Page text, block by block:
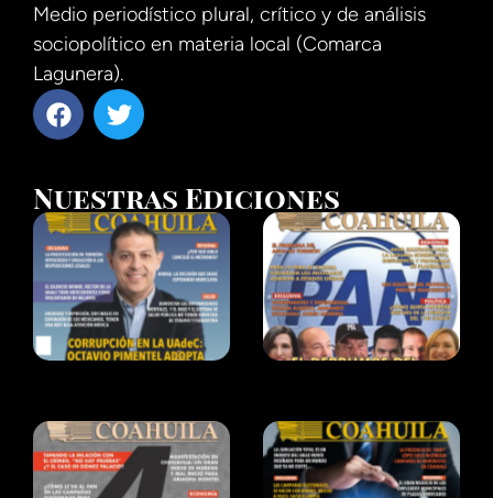
Medio periodístico plural, crítico y de análisis
sociopolítico en materia local (Comarca
Lagunera).
Nuestras Ediciones